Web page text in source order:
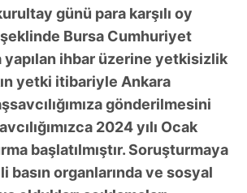
günü para karşılı oy
şeklinde Bursa Cumhuriyet
yapılan ihbar üzerine yetkisizlik
yetki itibariyle Ankara
gönderilmesini
2024 yılı Ocak
başlatılmıştır. Soruşturmaya
basın organlarında ve sosyal